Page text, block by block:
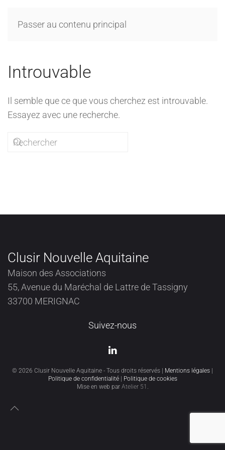
Passer au contenu principal
Introuvable
Il semble que ce que vous cherchez est introuvable.
Essayez avec une recherche.
Clusir Nouvelle Aquitaine
Maison des Associations
55, Avenue du Maréchal de Lattre de Tassigny
33700 MERIGNAC
Suivez-nous
© 2026 Clusir Nouvelle Aquitaine - Tous droits réservés | Mentions légales
Politique de confidentialité|
Politique de cookies
Mise en web par Atelier 51 .